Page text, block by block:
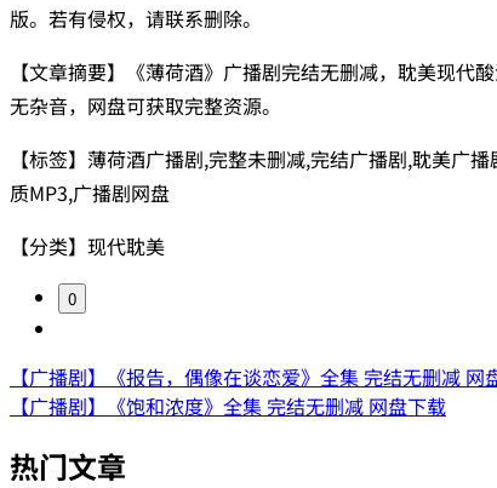
版。若有侵权，请联系删除。
【文章摘要】《薄荷酒》广播剧完结无删减，耽美现代
无杂音，网盘可获取完整资源。
【标签】薄荷酒广播剧,完整未删减,完结广播剧,耽美广
质MP3,广播剧网盘
【分类】现代耽美
0
【广播剧】《报告，偶像在谈恋爱》全集 完结无删减 网
【广播剧】《饱和浓度》全集 完结无删减 网盘下载
热门文章